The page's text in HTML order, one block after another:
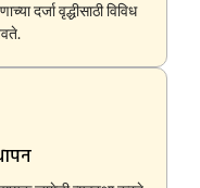
दर्जा वृद्धीसाठी विविध